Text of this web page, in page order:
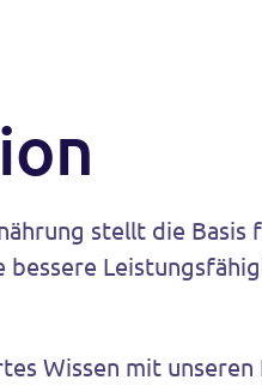
stellt die Basis
Wissen mit